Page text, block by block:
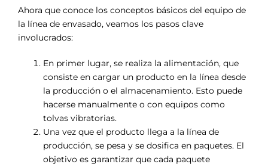
Ahora que conoce los conceptos básicos del equipo de
la línea de envasado, veamos los pasos clave
involucrados:
En primer lugar, se realiza la alimentación, que
consiste en cargar un producto en la línea desde
la producción o el almacenamiento. Esto puede
hacerse manualmente o con equipos como
tolvas vibratorias.
Una vez que el producto llega a la línea de
producción, se pesa y se dosifica en paquetes. El
objetivo es garantizar que cada paquete